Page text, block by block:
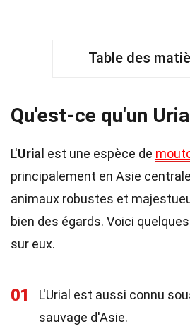
Table des
Qu'est-ce qu'un
L'Urial est une espèce de
principalement en Asie
animaux robustes et
bien des égards. Voici
sur eux.
01
L'Urial est aussi connu
sauvage d'Asie.